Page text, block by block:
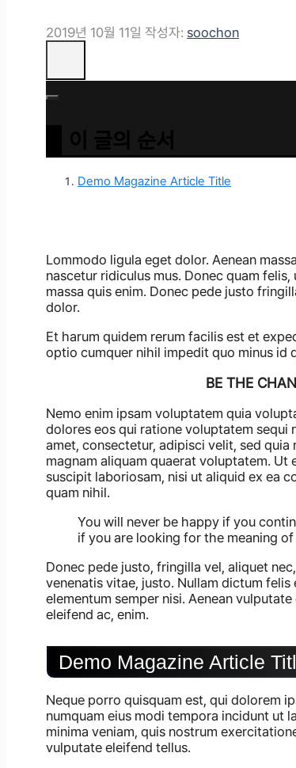
2019년 10월 11일 작성자: soochon
Demo Magazine Article Title
Lommodo ligula eget dolor. Aenean
nascetur ridiculus mus. Donec quam
massa quis enim. Donec pede justo
dolor.
Et harum quidem rerum facilis est et
optio cumquer nihil impedit quo minus id
BE THE
Nemo enim ipsam voluptatem quia
dolores eos qui ratione voluptatem sequi
amet, consectetur, adipisci velit, sed
magnam aliquam quaerat voluptatem.
suscipit laboriosam, nisi ut aliquid ex ea
quam nihil.
You will never be happy if you
if you are looking for the meaning of
Donec pede justo, fringilla vel, aliquet
venenatis vitae, justo. Nullam dictum
elementum semper nisi. Aenean
eleifend ac, enim.
Demo Magazine Article
Neque porro quisquam est, qui dolorem
numquam eius modi tempora incidunt ut
minima veniam, quis nostrum
vulputate eleifend tellus.